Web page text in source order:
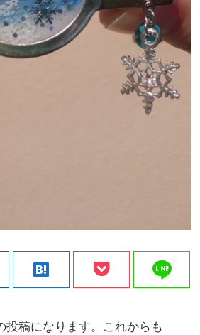
hatenabookmark line
投稿になります。これからも